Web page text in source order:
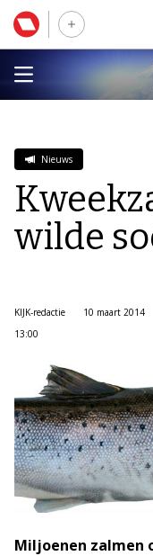
Nieuws
wilde
KIJK-redactie
10 maart 2014
13:00
Miljoenen zalmen